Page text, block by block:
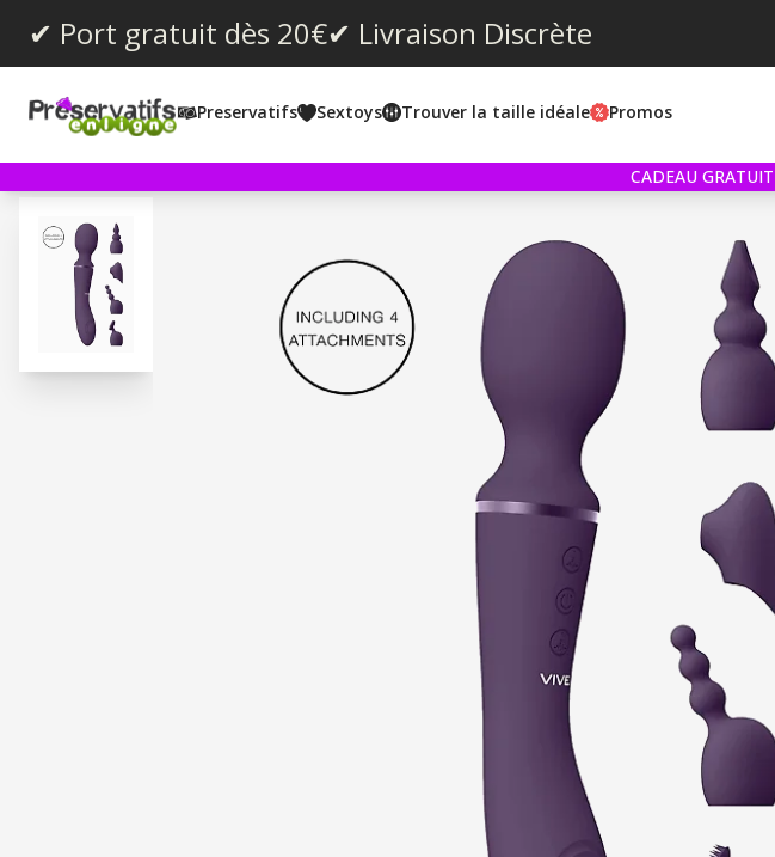
✔ Port gratuit dès 20€✔ Livraison Discrète
Preservatifs Sextoys Trouver la taille idéale Promos
CADEAU